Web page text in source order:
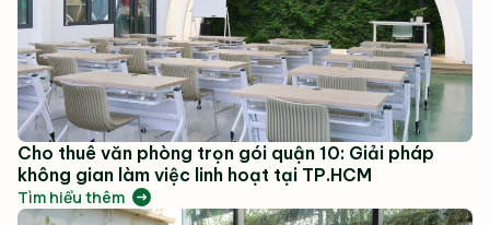
Cho thuê văn phòng trọn gói quận 10: Giải pháp
không gian làm việc linh hoạt tại TP.HCM
Tìm hiểu thêm